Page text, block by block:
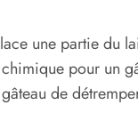
une partie du
pour un
de